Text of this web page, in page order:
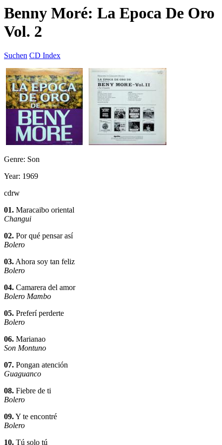
Benny Moré: La Epoca De Oro
Vol. 2
Suchen CD Index
Genre: Son
Year: 1969
cdrw
01. Maracaibo oriental
Changui
02. Por qué pensar así
Bolero
03.Ahora soy tan feliz
Bolero
04. Camarera del amor
Bolero Mambo
05. Preferí perderte
Bolero
06. Marianao
Son Montuno
07. Pongan atención
Guaguanco
08. Fiebre de ti
Bolero
09.Y te encontré
Bolero
10. Tú solo tú